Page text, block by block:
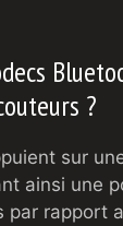
?
sur
ainsi une
par rapport